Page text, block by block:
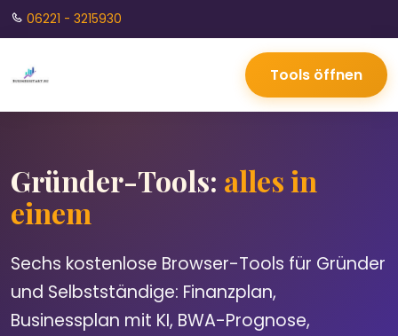
06221 - 3215930
Tools öffnen
Gründer-Tools: alles in
einem
Sechs kostenlose Browser-Tools für Gründer
und Selbstständige: Finanzplan,
Businessplan mit KI, BWA-Prognose,